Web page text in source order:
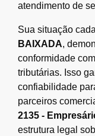
atendimento de
Sua situação
BAIXADA,
conformidade
tributárias. Isso
confiabilidade
parceiros
2135 -
estrutura legal